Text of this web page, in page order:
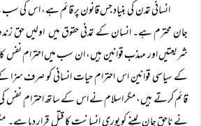
انسانی تمدن کی بنیاد جس قانون پر قائم ہے، اس کی
جان محترم ہے۔ انسان کے تمدنی حقوق میں اولیں حق
شریعتیں اور مہذب قوانین ہیں، ان سب میں احترام نفس کا
کے سیاسی قوانین اس احترام حیات انسانی کو صرف
قائم کرتے ہیں، مگر اسلام نے اس کے ساتھ احترام ِ نفس